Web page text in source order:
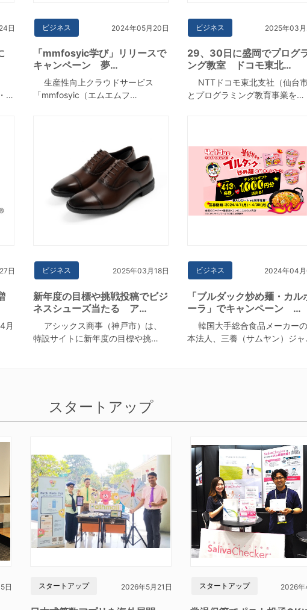
日
…
ビジネス 2024年05月20日
「mmfosyic学び」リリースで
キャンペーン 夢…
生産性向上クラウドサービス
「mmfosyic（エムエムフ…
ビジネス 2025年03
29、30日に盛岡でプログ
ング教室 ドコモ東北…
NTTドコモ東北支社（仙台市
とプログラミング教育事業を…
日
月
ビジネス 2025年03月18日
新年度の目標や挑戦投稿でビジ
ネスシューズ当たる ア…
アシックス商事（神戸市）は、
特設サイトに新年度の目標や挑…
ビジネス 2024年04
「ブルダック炒め麺・カル
ーラ」でキャンペーン …
韓国大手総合食品メーカー
本法人、三養（サムヤン）ジ
スタートアップ
日 スタートアップ 2026年5月21日 スタートアップ 2026年